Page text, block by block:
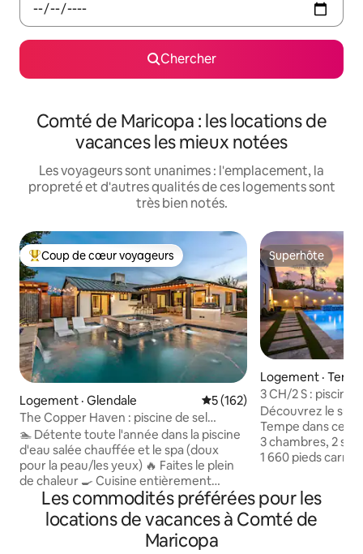
Chercher
Comté de Maricopa : les locations de
vacances les mieux notées
Les voyageurs sont unanimes : l'emplacement, la
propreté et d'autres qualités de ces logements sont
très bien notés.
Coup de cœur voyageurs parmi les plus aimés
Coup de cœur voyageurs
Logement · Glendale Note moyenne de 5 sur 5,
5 (162)
The Copper Haven : piscine de sel
chauffée de luxe et spa
🏊 Détente toute l'année dans la piscine
d'eau salée chauffée et le spa (doux
pour la peau/les yeux) 🔥 Faites le plein
de chaleur 🍳 Cuisine entièrement
équipée + barbecue au propane
extérieur 🎱 Salle de jeux avec table de
billard, baby-foot, fléchettes et
télévision grand écran 🌞 Espace repas
Superhôte
Superhôte
Logement ·
3 CH/2 S : piscine
billard
Découvrez le
Tempe dans ce
3 chambres, 2
1 660 pieds
table de billard,
intelligents de 58
moderne avec
Les commodités préférées pour les
locations de vacances à Comté de
Maricopa